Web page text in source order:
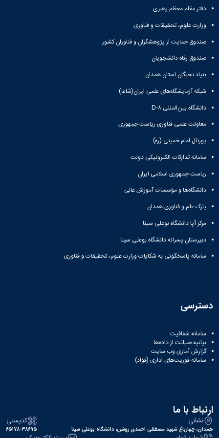
کارکنان
مصالح
آزمایشگاه
مواد
آزمایشگاه
باستان
شناسی
آزمایشگاه
ربات
و
بینایی
اولویت
طرح
های
پژوهشی
طرح
پژوهشی
سال
1398
نشریات
معاونت
پژوهش
و
فرهنگی
پلیس
نشریات
علمی
معتبر
کارگروه
اخلاق
در
کرسی
نظریه
پردازی
دانشگاه
های
هیات
علمی
سایر
آیین
نامه
ها
دفتر مقام معظم رهبری
وزارت علوم، تحقیقات و فناوری
صندوق حمایت از پژوهشگران و فناوران کشور
صندوق رفاه دانشجویان
بنیاد نخبگان استان همدان
شبکه آزمایشگاه‌های علمی ایران(شاعا)
دانشگاه بین‌المللی D-۸
معاونت علمی فناوری ریاست جمهوری
پورتال امام خمینی (ره)
سامانه تدارکات الکترونیکی دولت
ریاست جمهوری اسلامی ایران
دانشگاه‌ها و مؤسسات آموزش عالی
پارک علم و فناوری همدان
مرکز آپا دانشگاه بوعلی سینا
دبیرستان پسرانه دانشگاه بوعلی سینا
سامانه پاسخگوئی به شکایات وزارت علوم، تحقیقات و فناوری
دسترسی
سامانه شفافیت
بیانیه صیانت از داده‌ها
گزارش آماری وب‌ سایت
سامانه فوریت‌های اداری (فؤاد)
ارتباط با ما
نشانی
همدان، چهارباغ شهید مصطفی احمدی روشن، دانشگاه بوعلی سینا
کدپستی
۶۵۱۷۸-۳۸۶۹۵